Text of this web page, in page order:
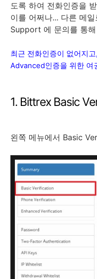
도록 하여 전화인증을
이를 어쩌나... 다른 메
Support 에 문의를 통
최근 전화인증이 없어지
Advanced인증을 위한 여
1. Bittrex Basic
왼쪽 메뉴에서 Basic